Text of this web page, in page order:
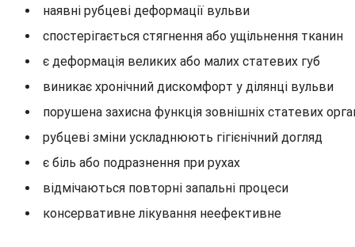
наявні рубцеві деформації вульви
спостерігається стягнення або ущільнення тканин
є деформація великих або малих статевих губ
виникає хронічний дискомфорт у ділянці вульви
порушена захисна функція зовнішніх статевих
рубцеві зміни ускладнюють гігієнічний догляд
є біль або подразнення при рухах
відмічаються повторні запальні процеси
консервативне лікування неефективне